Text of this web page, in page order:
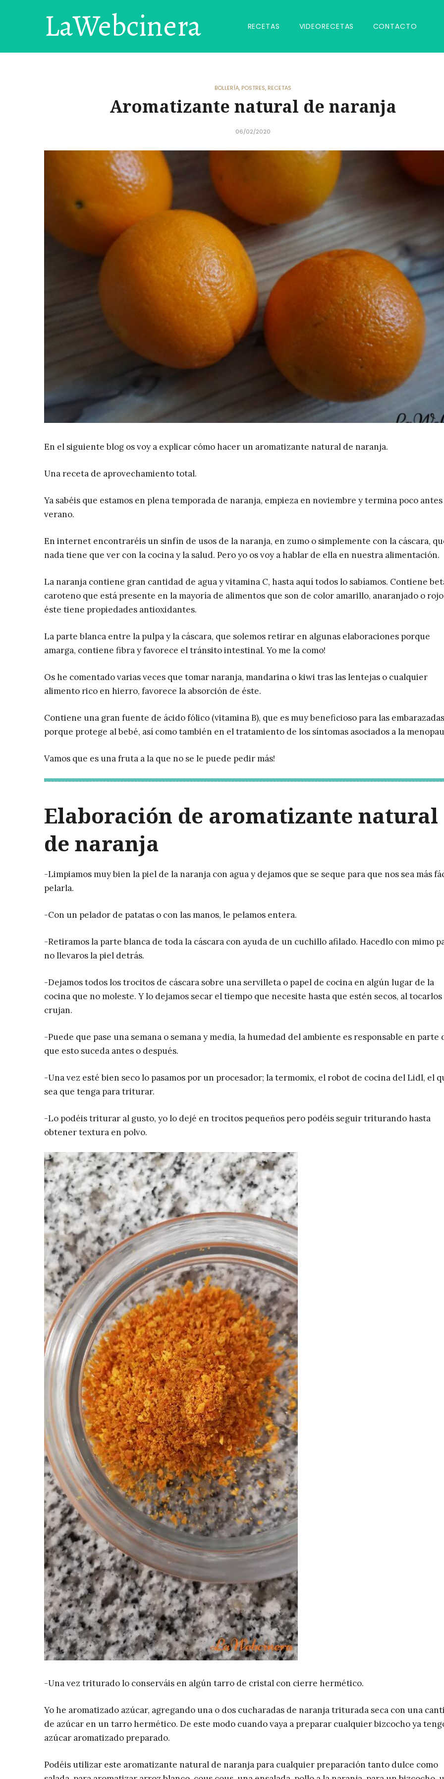
LaWebcinera RECETAS VIDEORECETAS CONTACTO
BOLLERÍA, POSTRES, RECETAS
Aromatizante natural de naranja
06/02/2020
En el siguiente blog os voy a explicar cómo hacer un aromatizante natural de naranja.
Una receta de aprovechamiento total.
Ya sabéis que estamos en plena temporada de naranja, empieza en noviembre y termina poco
verano.
En internet encontraréis un sinfín de usos de la naranja, en zumo o simplemente con la cáscara,
nada tiene que ver con la cocina y la salud. Pero yo os voy a hablar de ella en nuestra alimentación.
La naranja contiene gran cantidad de agua y vitamina C, hasta aquí todos lo sabíamos. Contiene
caroteno que está presente en la mayoría de alimentos que son de color amarillo, anaranjado o
éste tiene propiedades antioxidantes.
La parte blanca entre la pulpa y la cáscara, que solemos retirar en algunas elaboraciones porque
amarga, contiene fibra y favorece el tránsito intestinal. Yo me la como!
Os he comentado varias veces que tomar naranja, mandarina o kiwi tras las lentejas o cualquier
alimento rico en hierro, favorece la absorción de éste.
Contiene una gran fuente de ácido fólico (vitamina B), que es muy beneficioso para las embarazadas
porque protege al bebé, así como también en el tratamiento de los síntomas asociados a la
Vamos que es una fruta a la que no se le puede pedir más!
Elaboración de aromatizante natural
de naranja
-Limpiamos muy bien la piel de la naranja con agua y dejamos que se seque para que nos sea más
pelarla.
-Con un pelador de patatas o con las manos, le pelamos entera.
-Retiramos la parte blanca de toda la cáscara con ayuda de un cuchillo afilado. Hacedlo con mimo
no llevaros la piel detrás.
-Dejamos todos los trocitos de cáscara sobre una servilleta o papel de cocina en algún lugar de la
cocina que no moleste. Y lo dejamos secar el tiempo que necesite hasta que estén secos, al tocarlos
crujan.
-Puede que pase una semana o semana y media, la humedad del ambiente es responsable en parte
que esto suceda antes o después.
-Una vez esté bien seco lo pasamos por un procesador; la termomix, el robot de cocina del Lidl, el
sea que tenga para triturar.
-Lo podéis triturar al gusto, yo lo dejé en trocitos pequeños pero podéis seguir triturando hasta
obtener textura en polvo.
-Una vez triturado lo conserváis en algún tarro de cristal con cierre hermético.
Yo he aromatizado azúcar, agregando una o dos cucharadas de naranja triturada seca con una
de azúcar en un tarro hermético. De este modo cuando vaya a preparar cualquier bizcocho ya
azúcar aromatizado preparado.
Podéis utilizar este aromatizante natural de naranja para cualquier preparación tanto dulce como